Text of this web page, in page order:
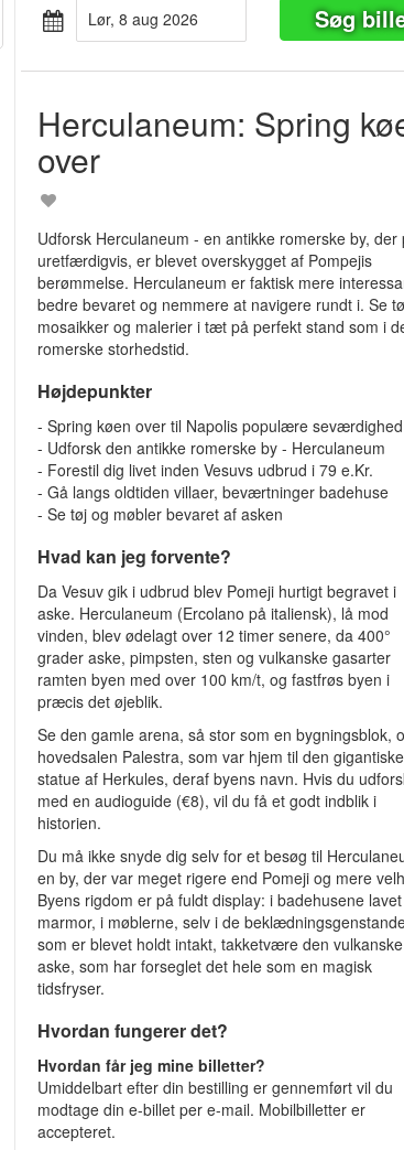
lør, 8 aug 2026
Søg
Herculaneum: Spring
over
Udforsk Herculaneum - en antikke romerske by, der
uretfærdigvis, er blevet overskygget af Pompejis
berømmelse. Herculaneum er faktisk mere
bedre bevaret og nemmere at navigere rundt i. Se
mosaikker og malerier i tæt på perfekt stand som i
romerske storhedstid.
Højdepunkter
- Spring køen over til Napolis populære seværdighed
- Udforsk den antikke romerske by - Herculaneum
- Forestil dig livet inden Vesuvs udbrud i 79 e.Kr.
- Gå langs oldtiden villaer, beværtninger badehuse
- Se tøj og møbler bevaret af asken
Hvad kan jeg forvente?
Da Vesuv gik i udbrud blev Pomeji hurtigt begravet i
aske. Herculaneum (Ercolano på italiensk), lå mod
vinden, blev ødelagt over 12 timer senere, da 400°
grader aske, pimpsten, sten og vulkanske gasarter
ramten byen med over 100 km/t, og fastfrøs byen i
præcis det øjeblik.
Se den gamle arena, så stor som en bygningsblok,
hovedsalen Palestra, som var hjem til den gigantiske
statue af Herkules, deraf byens navn. Hvis du
med en audioguide (€8), vil du få et godt indblik i
historien.
Du må ikke snyde dig selv for et besøg til
en by, der var meget rigere end Pomeji og mere
Byens rigdom er på fuldt display: i badehusene
marmor, i møblerne, selv i de
som er blevet holdt intakt, takketvære den vulkanske
aske, som har forseglet det hele som en magisk
tidsfryser.
Hvordan fungerer det?
Hvordan får jeg mine billetter?
Umiddelbart efter din bestilling er gennemført vil du
modtage din e-billet per e-mail. Mobilbilletter er
accepteret.